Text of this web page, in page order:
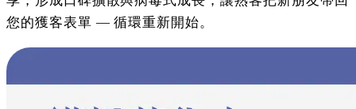
您的獲客表單 — 循環重新開始。